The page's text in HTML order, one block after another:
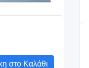
στο Καλάθι